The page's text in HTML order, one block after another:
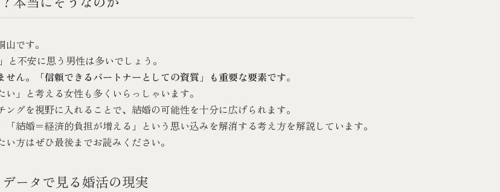
です。
と不安に思う男性は多いでしょう。
ん。 「信頼できるパートナーとしての資質」も重要な要素です。
」と考える女性も多くいらっしゃいます。
グを視野に入れることで、結婚の可能性を十分に広げられます。
結婚＝経済的負担が増える」という思い込みを解消する考え方を解説しています。
方はぜひ最後までお読みください。
ータで見る婚活の現実